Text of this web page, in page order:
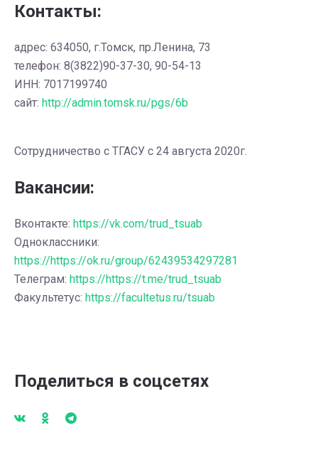
Контакты:
адрес: 634050, г.Томск, пр.Ленина, 73
телефон: 8(3822)90-37-30, 90-54-13
ИНН: 7017199740
сайт: http://admin.tomsk.ru/pgs/6b
Сотрудничество с ТГАСУ с 24 августа 2020г.
Вакансии:
Вконтакте: https://vk.com/trud_tsuab
Одноклассники:
https://https://ok.ru/group/62439534297281
Телеграм: https://https://t.me/trud_tsuab
Факультетус: https://facultetus.ru/tsuab
Поделиться в соцсетях